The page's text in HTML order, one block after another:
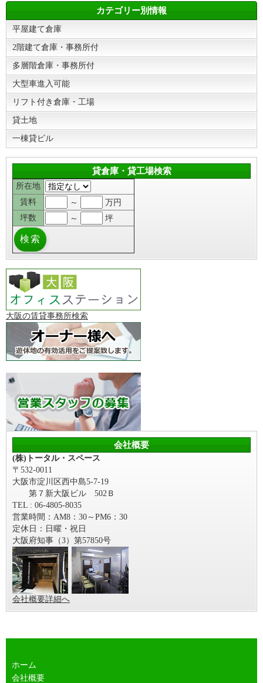
カテゴリー別情報
平屋建て倉庫
2階建て倉庫・事務所付
多層階倉庫・事務所付
大型車進入可能
リフト付き倉庫・工場
貸土地
一棟貸ビル
貸倉庫・貸工場検索
所在地
賃料
～
万円
坪数
～ 坪
大阪の賃貸事務所検索
会社概要
(株)トータル・スペース
〒532-0011
大阪市淀川区西中島5-7-19
第７新大阪ビル 502Ｂ
TEL : 06-4805-8035
営業時間：AM8：30～PM6：30
定休日：日曜・祝日
大阪府知事（3）第57850号
会社概要詳細へ
ホーム
会社概要